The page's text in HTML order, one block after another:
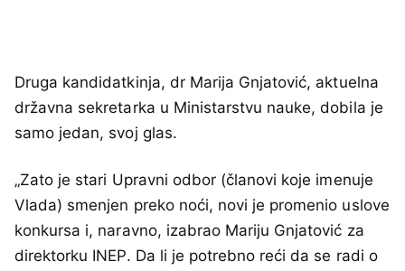
Druga kandidatkinja, dr Marija Gnjatović, aktuelna
državna sekretarka u Ministarstvu nauke, dobila je
samo jedan, svoj glas.
„Zato je stari Upravni odbor (članovi koje imenuje
Vlada) smenjen preko noći, novi je promenio uslove
konkursa i, naravno, izabrao Mariju Gnjatović za
direktorku INEP. Da li je potrebno reći da se radi o